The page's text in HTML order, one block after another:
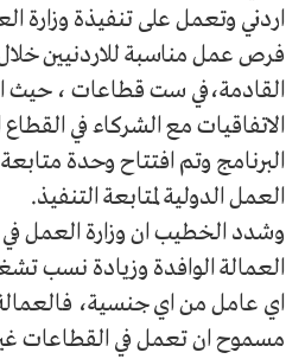
اردني وتعمل على تنفيذة وزارة
فرص عمل مناسبة للاردنيين
القادمة،في ست قطاعات ، حيث
الاتفاقيات مع الشركاء في
البرنامج وتم افتتاح وحدة
العمل الدولية لمتابعة التنفيذ.
وشدد الخطيب ان وزارة
العمالة الوافدة وزيادة نسب
اي عامل من اي جنسية، فالعمالة
مسموح ان تعمل في القطاعات غير